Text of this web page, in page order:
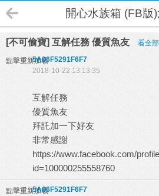
開心水族箱 (FB版)
[不可偷寶] 互解任務 優質魚友 看全部
點擊重新加載5A06F5291F6F7
2018-10-22 13:13:35
互解任務
優質魚友
拜託加一下好友
非常感謝
https://www.facebook.com/
id=100000255558760
點擊重新加載5A06F5291F6F7